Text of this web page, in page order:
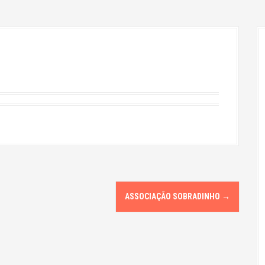
ASSOCIAÇÃO SOBRADINHO →